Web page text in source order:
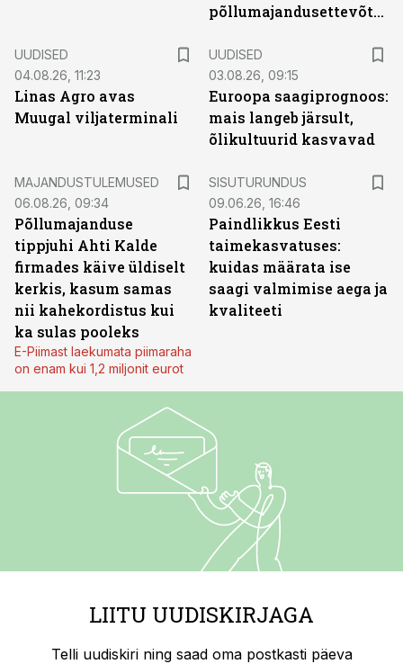
põllumajandusettevõtted
UUDISED
04.08.26, 11:23
Linas Agro avas
Muugal viljaterminali
UUDISED
03.08.26, 09:15
Euroopa saagiprognoos:
mais langeb järsult,
õlikultuurid kasvavad
MAJANDUSTULEMUSED
06.08.26, 09:34
Põllumajanduse
tippjuhi Ahti Kalde
firmades käive üldiselt
kerkis, kasum samas
nii kahekordistus kui
ka sulas pooleks
E-Piimast laekumata piimaraha
on enam kui 1,2 miljonit eurot
SISUTURUNDUS
09.06.26, 16:46
Paindlikkus Eesti
taimekasvatuses:
kuidas määrata ise
saagi valmimise aega ja
kvaliteeti
LIITU UUDISKIRJAGA
Telli uudiskiri ning saad oma postkasti päeva